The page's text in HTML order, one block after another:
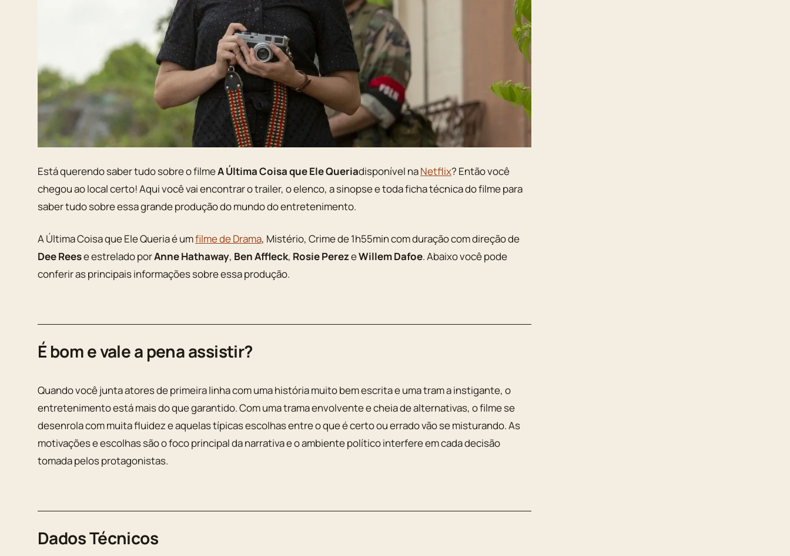
Está querendo saber tudo sobre o filmeA Última Coisa que Ele Queriadisponível naNetflix? Então você
chegou ao local certo! Aqui você vai encontrar o trailer, o elenco, a sinopse e toda ficha técnica do filme para
saber tudo sobre essa grande produção do mundo do entretenimento.
A Última Coisa que Ele Queria é umfilme de Drama, Mistério, Crime de 1h55min com duração com direção de
Dee Reese estrelado porAnne Hathaway, Ben Affleck, Rosie PerezeWillem Dafoe. Abaixo você pode
conferir as principais informações sobre essa produção.
É bom e vale a pena assistir?
Quando você junta atores de primeira linha com uma história muito bem escrita e uma tram a instigante, o
entretenimento está mais do que garantido. Com uma trama envolvente e cheia de alternativas, o filme se
desenrola com muita fluidez e aquelas típicas escolhas entre o que é certo ou errado vão se misturando. As
motivações e escolhas são o foco principal da narrativa e o ambiente político interfere em cada decisão
tomada pelos protagonistas.
Dados Técnicos